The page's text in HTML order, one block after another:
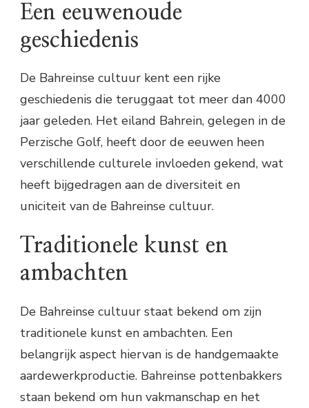
Een eeuwenoude
geschiedenis
De Bahreinse cultuur kent een rijke
geschiedenis die teruggaat tot meer dan 4000
jaar geleden. Het eiland Bahrein, gelegen in de
Perzische Golf, heeft door de eeuwen heen
verschillende culturele invloeden gekend, wat
heeft bijgedragen aan de diversiteit en
uniciteit van de Bahreinse cultuur.
Traditionele kunst en
ambachten
De Bahreinse cultuur staat bekend om zijn
traditionele kunst en ambachten. Een
belangrijk aspect hiervan is de handgemaakte
aardewerkproductie. Bahreinse pottenbakkers
staan bekend om hun vakmanschap en het